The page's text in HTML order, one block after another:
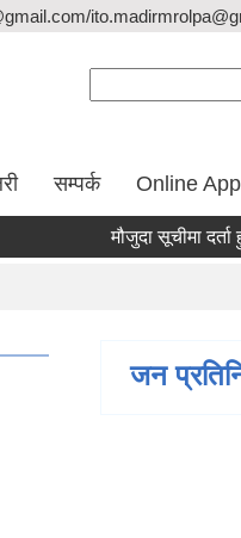
सम्पर्क Online
मौजुदा सूचीमा दर्ता हुने
जन